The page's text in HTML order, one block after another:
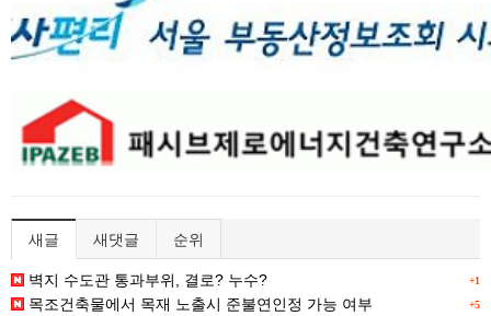
새글 새댓글 순위
+1
벽지 수도관 통과부위, 결로? 누수?
+5
목조건축물에서 목재 노출시 준불연인정 가능 여부